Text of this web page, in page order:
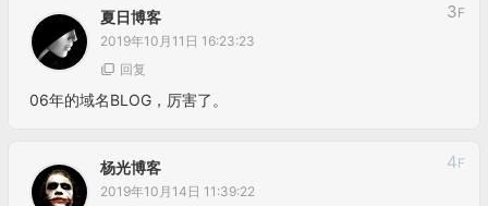
夏日博客
2019年10月11日 16:23:23
3F
回复
06年的域名BLOG，厉害了。
杨光博客
2019年10月14日 11:39:22
4F